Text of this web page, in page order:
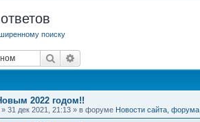
поиску
Поиск
2022 годом!!
» 31 дек 2021, 21:13 » в форуме Новости сайта, форума